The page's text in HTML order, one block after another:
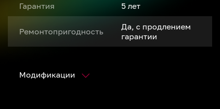
Гарантия 5 лет
Ремонтопригодность
Да, с продлением
гарантии
Модификации